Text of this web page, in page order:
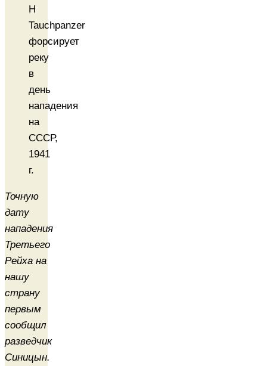
H
Tauchpanzer
форсирует
реку
в
день
нападения
на
СССР,
1941
г.
Точную
дату
нападения
Третьего
Рейха на
нашу
страну
первым
сообщил
разведчик
Синицын.